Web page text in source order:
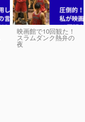
映画館で10回観た！
スラムダンク熱弁の
夜